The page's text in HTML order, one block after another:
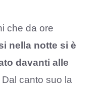
che da ore
nella notte si è
davanti alle
Dal canto suo la